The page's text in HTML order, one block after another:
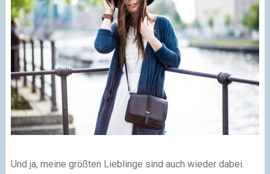
Und ja, meine größten Lieblinge sind auch wieder dabei.